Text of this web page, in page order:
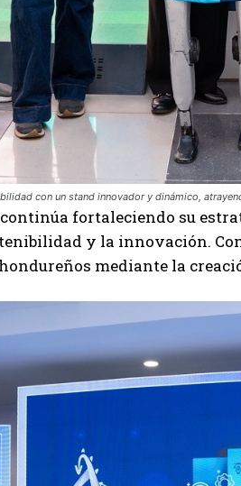
con un stand innovador y dinámico,
continúa fortaleciendo su
y la innovación.
mediante la